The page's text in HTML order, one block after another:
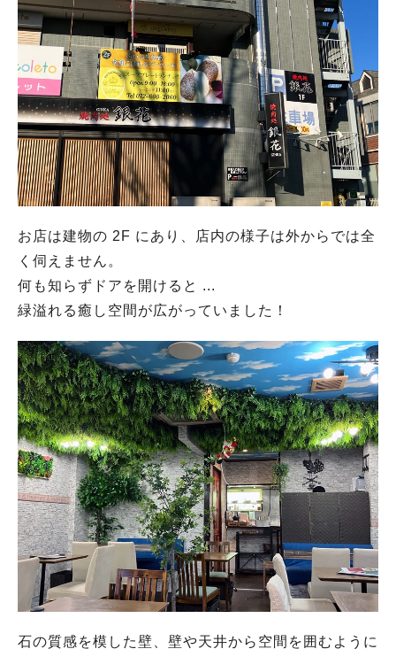
お店は建物の 2F にあり、店内の様子は外からでは全
く伺えません。
何も知らずドアを開けると ...
緑溢れる癒し空間が広がっていました！
石の質感を模した壁、壁や天井から空間を囲むように